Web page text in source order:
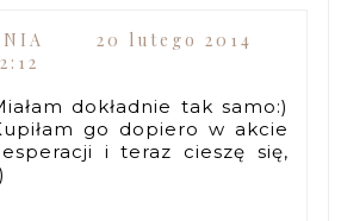
20 lutego 2014
dokładnie tak samo:)
go dopiero w akcie
i teraz cieszę się,